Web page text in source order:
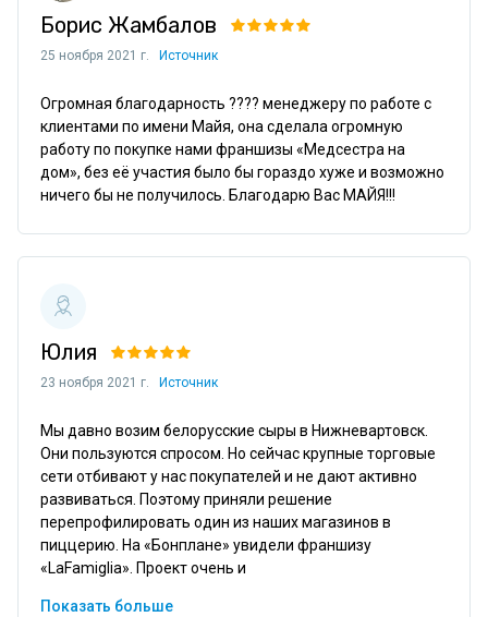
Борис Жамбалов
25 ноября 2021 г. Источник
Огромная благодарность ???? менеджеру по работе с
клиентами по имени Майя, она сделала огромную
работу по покупке нами франшизы «Медсестра на
дом», без её участия было бы гораздо хуже и возможно
ничего бы не получилось. Благодарю Вас МАЙЯ!!!
Юлия
23 ноября 2021 г. Источник
Мы давно возим белорусские сыры в Нижневартовск.
Они пользуются спросом. Но сейчас крупные торговые
сети отбивают у нас покупателей и не дают активно
развиваться. Поэтому приняли решение
перепрофилировать один из наших магазинов в
пиццерию. На «Бонплане» увидели франшизу
«LaFamiglia». Проект очень и
Показать больше